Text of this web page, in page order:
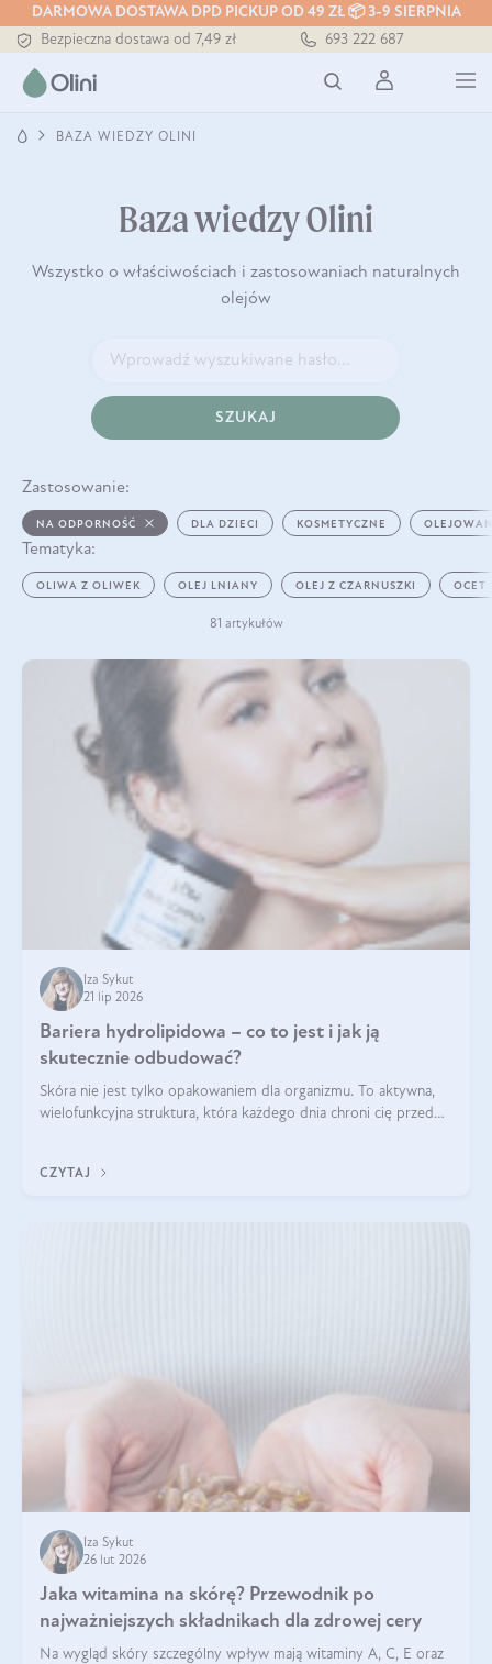
DARMOWA DOSTAWA DPD PICKUP OD 49 ZŁ 📦 3-9 SIERPNIA
Bezpieczna dostawa od 7,49 zł
Darmowa dostawa od 199 zł
Tłoczony zawsze na zimno
693 222 687
BAZA WIEDZY OLINI
Baza wiedzy Olini
Wszystko o właściwościach i zastosowaniach naturalnych
olejów
SZUKAJ
Zastosowanie:
NA ODPORNOŚĆ DLA DZIECI KOSMETYCZNE
Tematyka:
OLIWA Z OLIWEK OLEJ LNIANY OLEJ Z CZARNUSZKI OCET
81 artykułów
Iza Sykut
21 lip 2026
Bariera hydrolipidowa – co to jest i jak ją
skutecznie odbudować?
Skóra nie jest tylko opakowaniem dla organizmu. To aktywna,
wielofunkcyjna struktura, która każdego dnia chroni cię przed
bariera hydrolipidowa.
CZYTAJ
Iza Sykut
26 lut 2026
Jaka witamina na skórę? Przewodnik po
najważniejszych składnikach dla zdrowej cery
Na wygląd skóry szczególny wpływ mają witaminy A, C, E oraz